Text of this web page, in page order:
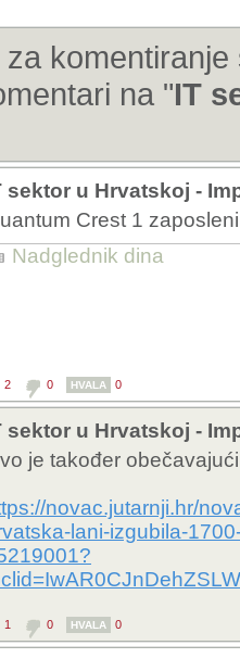
na "IT
sektor u Hrvatskoj -
Crest 1
Nadglednik dina
2 0 HVALA 0
sektor u Hrvatskoj -
je također
novac.jutarnji.hr/
lani-izgubila-
1 0 HVALA 0